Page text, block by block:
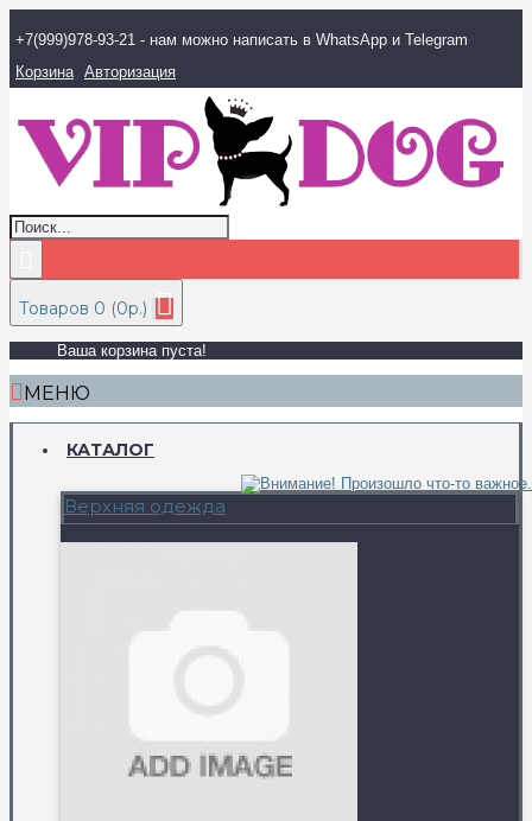
+7(999)978-93-21 - нам можно написать в WhatsApp и Telegram
Корзина Авторизация
Товаров 0 (0р.)
Ваша корзина пуста!
МЕНЮ
КАТАЛОГ
Верхняя одежда